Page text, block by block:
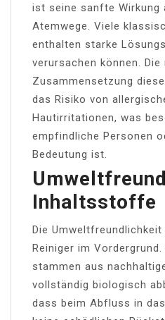
ist seine sanfte Wirkung
Atemwege. Viele
enthalten starke
verursachen können. Die
Zusammensetzung
das Risiko von
Hautirritationen, was
empfindliche Personen
Bedeutung ist.
Inhaltsstoffe
Die
Reiniger im
stammen aus
vollständig biologisch
dass beim Abfluss in